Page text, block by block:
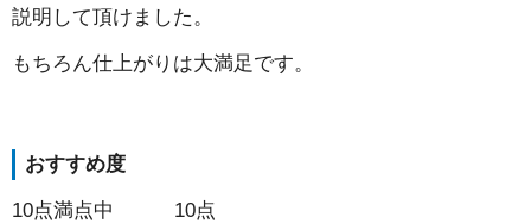
説明して頂けました。
もちろん仕上がりは大満足です。
おすすめ度
10点満点中 10点